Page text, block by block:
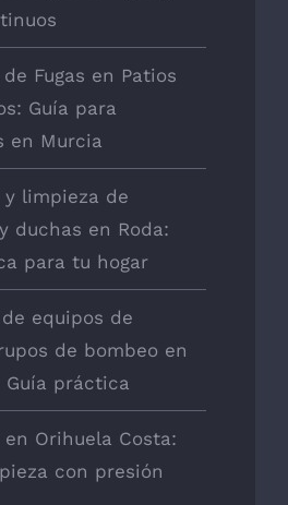
Fugas en Patios
Guía para
en Murcia
y limpieza de
duchas en Roda:
para tu hogar
equipos de
de bombeo en
Guía práctica
en Orihuela Costa:
con presión